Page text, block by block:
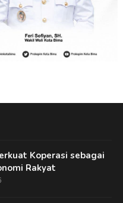
Koperasi sebagai
Rakyat